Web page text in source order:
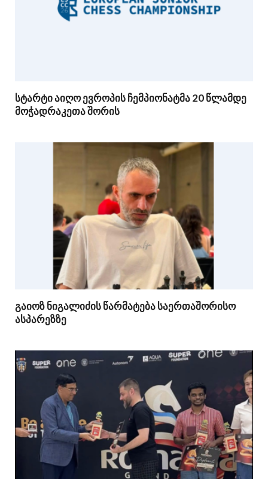
სტარტი აიღო ევროპის ჩემპიონატმა 20 წლამდე
მოჭადრაკეთა შორის
გაიოზ ნიგალიძის წარმატება საერთაშორისო
ასპარეზზე